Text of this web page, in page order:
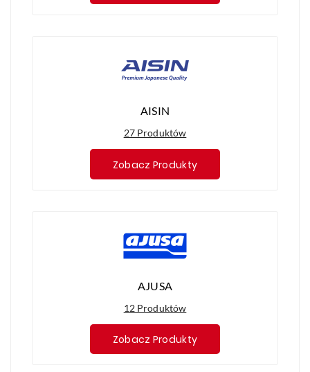
AISIN
27 Produktów
Zobacz Produkty
AJUSA
12 Produktów
Zobacz Produkty